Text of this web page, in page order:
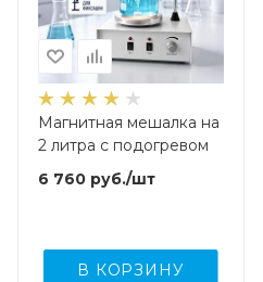
Магнитная мешалка на
2 литра с подогревом
6 760 руб./шт
В КОРЗИНУ